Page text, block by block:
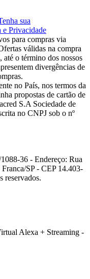
sua
e Privacidade
para compras via
válidas na compra
até o término dos nossos
divergências de
no País, nos termos da
propostas de cartão de
S.A Sociedade de
no CNPJ sob o nº
36 - Endereço: Rua
SP - CEP 14.403-
reservados.
Alexa + Streaming -